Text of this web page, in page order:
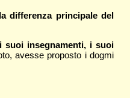
differenza principale del
i suoi insegnamenti, i suoi
avesse proposto i dogmi